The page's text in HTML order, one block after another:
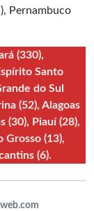
Pernambuco
(330),
Santo
do Sul
(52), Alagoas
(30), Piauí (28),
Grosso (13),
(6).